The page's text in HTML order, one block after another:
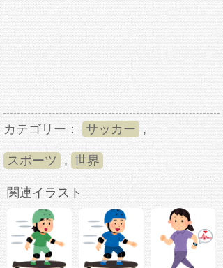
カテゴリー： サッカー ,
スポーツ , 世界
関連イラスト